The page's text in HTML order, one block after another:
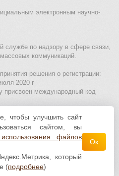
электронным научно-
службе по надзору в сфере связи,
коммуникаций.
решения о регистрации:
2020 г
присвоен международный код
онлайн конкурсы для детей
cookie| Политика обработки и
полицензии Creative
4.0 Всемирная
чтобы улучшить сайт
сайтом, вы
файлов
который
(подробнее)
Ок